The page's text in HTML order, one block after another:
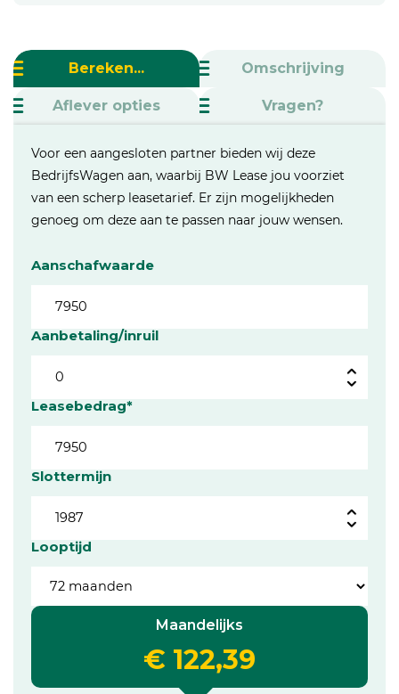
Bereken... Omschrijving
Aflever opties Vragen?
Voor een aangesloten partner bieden wij deze
BedrijfsWagen aan, waarbij BW Lease jou voorziet
van een scherp leasetarief. Er zijn mogelijkheden
genoeg om deze aan te passen naar jouw wensen.
Aanschafwaarde
Aanbetaling/inruil
Leasebedrag*
Slottermijn
Looptijd
Maandelijks
€ 122,39